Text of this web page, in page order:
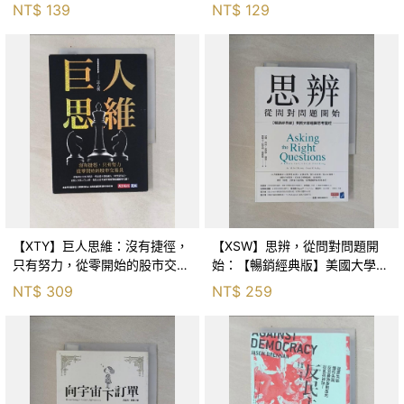
NT$ 139 NT$ 129
【XTY】巨人思維：沒有捷徑，
只有努力，從零開始的股市交易
員_巨人傑
NT$ 309
【XSW】思辨，從問對問題開
始：【暢銷經典版】美國大學邏
輯思考聖經_尼爾．布朗, 史都
華．基里, 羅耀宗, 蔡宏明, 黃賓
NT$ 259